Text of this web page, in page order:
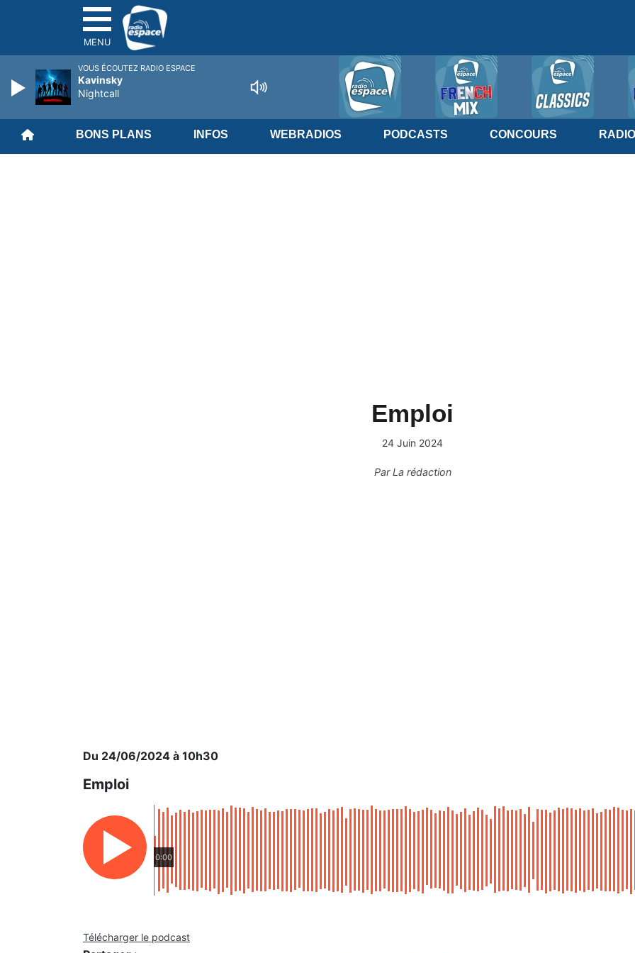
MENU
BONS PLANS INFOS WEBRADIOS PODCASTS CONCOURS RADIO
Emploi
24 Juin 2024
ParLa rédaction
Du 24/06/2024 à 10h30
Emploi
0:00
Télécharger le podcast
VOUS ÉCOUTEZ RADIO ESPACE
Kavinsky
Nightcall